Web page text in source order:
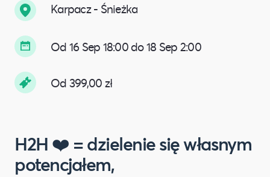
Karpacz - Śnieżka
Od 16 Sep 18:00 do 18 Sep 2:00
Od 399,00 zł
H2H ❤️ = dzielenie się własnym
potencjałem,